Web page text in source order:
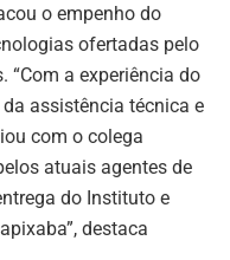
o empenho do
ofertadas pelo
“Com a experiência do
assistência técnica e
com o colega
atuais agentes de
do Instituto e
destaca